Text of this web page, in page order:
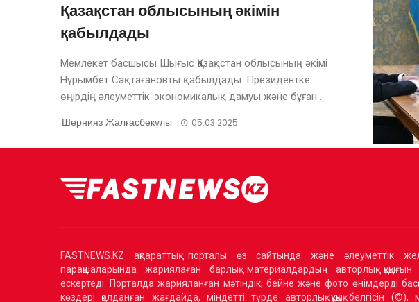
Қазақстан облысының әкімін
қабылдады
Мемлекет басшысы Шығыс Қазақстан облысының әкімі
Нұрымбет Сақтағановты қабылдады. Президентке
өңірдің әлеуметтік-экономикалық дамуы және бұған ...
Шернияз Жалғасбекұлы 05.03.2025
FASTNEWS.KZ ақпараттық порталы өз сайтында және әлеуметтік
парақшаларында жариялаған барлық материалдардың авторлық құқығын
ескертеді. Порталда жарияланған мәтіндік, бейне және фото өнімдерді
көздері қолданған жағдайда, міндетті түрде авторлық құқық белгісін (©),